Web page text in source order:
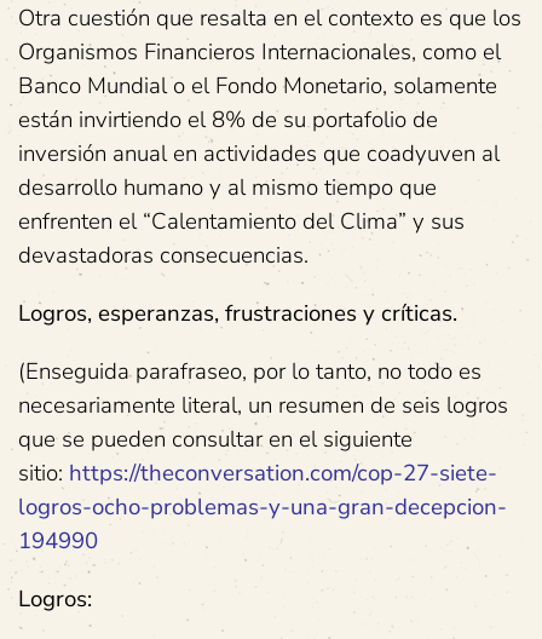
Otra cuestión que resalta en el contexto es que los
Organismos Financieros Internacionales, como el
Banco Mundial o el Fondo Monetario, solamente
están invirtiendo el 8% de su portafolio de
inversión anual en actividades que coadyuven al
desarrollo humano y al mismo tiempo que
enfrenten el “Calentamiento del Clima” y sus
devastadoras consecuencias.
Logros, esperanzas, frustraciones y críticas.
(Enseguida parafraseo, por lo tanto, no todo es
necesariamente literal, un resumen de seis logros
que se pueden consultar en el siguiente
sitio: https://theconversation.com/cop-27-siete-
logros-ocho-problemas-y-una-gran-decepcion-
194990
Logros: